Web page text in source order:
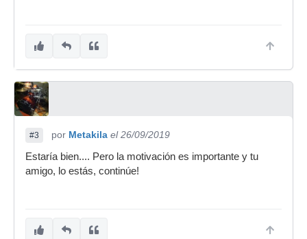
#3 por Metakila el 26/09/2019
Estaría bien.... Pero la motivación es importante y tu
amigo, lo estás, continúe!